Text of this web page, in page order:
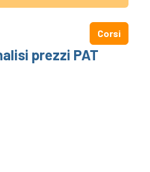
Corsi
prezzi PAT